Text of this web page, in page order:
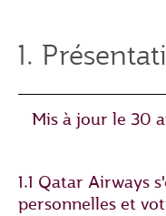
1.
Mis à jour le 30
1.1 Qatar Airways
personnelles et